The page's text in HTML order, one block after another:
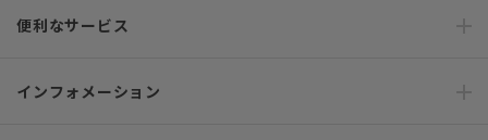
便利なサービス
インフォメーション